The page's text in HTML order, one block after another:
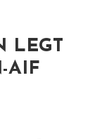
LEGT
AIF